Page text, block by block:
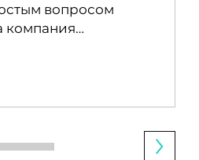
вопросом
компания…